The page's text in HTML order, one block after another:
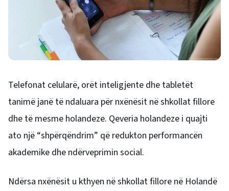
Telefonat celularë, orët inteligjente dhe tabletët
tanimë janë të ndaluara për nxënësit në shkollat ​​fillore
dhe të mesme holandeze. Qeveria holandeze i quajti
ato një “shpërqëndrim” që redukton performancën
akademike dhe ndërveprimin social.
Ndërsa nxënësit u kthyen në shkollat ​​fillore në Holandë